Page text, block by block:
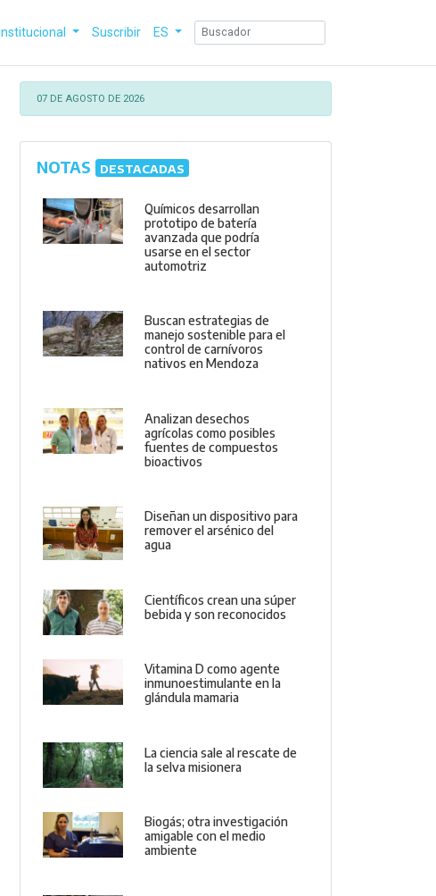
Institucional Suscribir ES
07 DE AGOSTO DE 2026
NOTAS DESTACADAS
Químicos desarrollan
prototipo de batería
avanzada que podría
usarse en el sector
automotriz
Buscan estrategias de
manejo sostenible para el
control de carnívoros
nativos en Mendoza
Analizan desechos
agrícolas como posibles
fuentes de compuestos
bioactivos
Diseñan un dispositivo para
remover el arsénico del
agua
Científicos crean una súper
bebida y son reconocidos
Vitamina D como agente
inmunoestimulante en la
glándula mamaria
La ciencia sale al rescate de
la selva misionera
Biogás; otra investigación
amigable con el medio
ambiente